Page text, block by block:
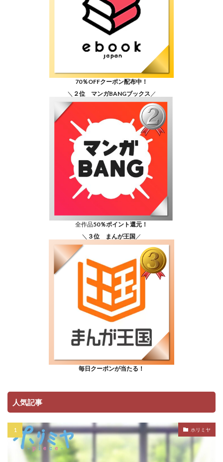
70％OFFクーポン配布中！
＼ ２位 マンガBANGブックス ／
全作品50％ポイント還元！
＼ ３位 まんが王国 ／
毎日クーポンが当たる！
人気記事
ホリミヤ